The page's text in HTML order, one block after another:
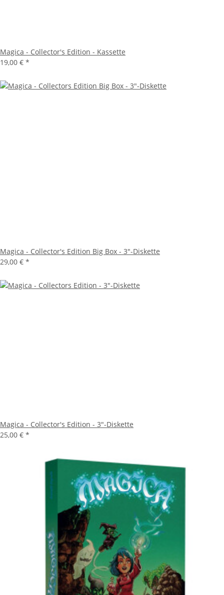
Magica - Collector's Edition - Kassette
19,00 € *
Magica - Collector's Edition Big Box - 3"-Diskette
29,00 € *
Magica - Collector's Edition - 3"-Diskette
25,00 € *